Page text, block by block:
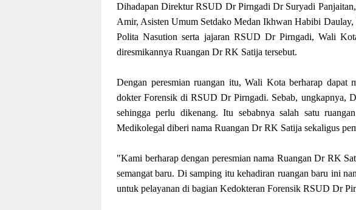
Dihadapan Direktur RSUD Dr Pirngadi Dr Suryadi
Amir, Asisten Umum Setdako Medan Ikhwan Habibi
Polita Nasution serta jajaran RSUD Dr Pirngadi, Wali
diresmikannya Ruangan Dr RK Satija tersebut.
Dengan peresmian ruangan itu, Wali Kota berharap dapat
dokter Forensik di RSUD Dr Pirngadi. Sebab, ungkapnya,
sehingga perlu dikenang. Itu sebabnya salah satu
Medikolegal diberi nama Ruangan Dr RK Satija sekaligus
"Kami berharap dengan peresmian nama Ruangan Dr RK
semangat baru. Di samping itu kehadiran ruangan baru ini
untuk pelayanan di bagian Kedokteran Forensik RSUD Dr